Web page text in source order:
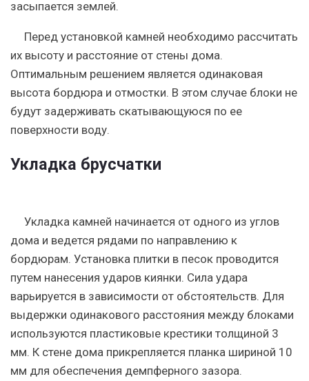
засыпается землей.
Перед установкой камней необходимо рассчитать
их высоту и расстояние от стены дома.
Оптимальным решением является одинаковая
высота бордюра и отмостки. В этом случае блоки не
будут задерживать скатывающуюся по ее
поверхности воду.
Укладка брусчатки
Укладка камней начинается от одного из углов
дома и ведется рядами по направлению к
бордюрам. Установка плитки в песок проводится
путем нанесения ударов киянки. Сила удара
варьируется в зависимости от обстоятельств. Для
выдержки одинакового расстояния между блоками
используются пластиковые крестики толщиной 3
мм. К стене дома прикрепляется планка шириной 10
мм для обеспечения демпферного зазора.